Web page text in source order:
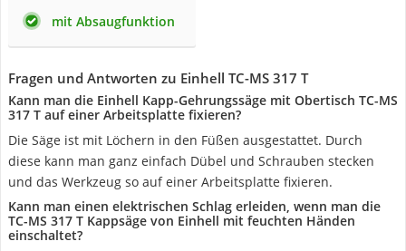
mit Absaugfunktion
Fragen und Antworten zu Einhell TC-MS 317 T
Kann man die Einhell Kapp-Gehrungssäge mit Obertisch TC-MS
317 T auf einer Arbeitsplatte fixieren?
Die Säge ist mit Löchern in den Füßen ausgestattet. Durch
diese kann man ganz einfach Dübel und Schrauben stecken
und das Werkzeug so auf einer Arbeitsplatte fixieren.
Kann man einen elektrischen Schlag erleiden, wenn man die
TC-MS 317 T Kappsäge von Einhell mit feuchten Händen
einschaltet?